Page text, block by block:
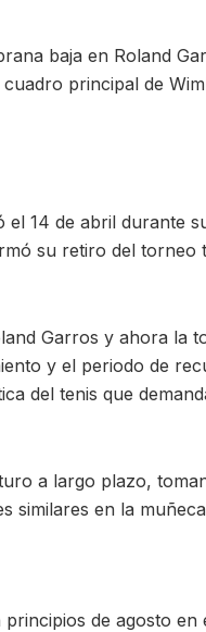
baja en Roland
principal de
14 de abril durante
su retiro del
Garros y ahora la
y el periodo de
del tenis que
a largo plazo,
similares en la
de agosto